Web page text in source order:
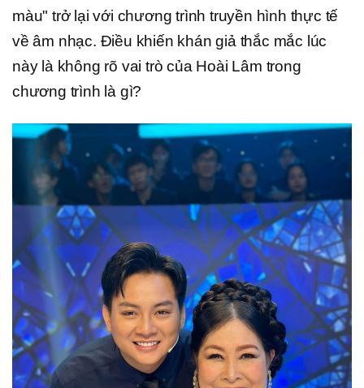
màu" trở lại với chương trình truyền hình thực tế
về âm nhạc. Điều khiến khán giả thắc mắc lúc
này là không rõ vai trò của Hoài Lâm trong
chương trình là gì?